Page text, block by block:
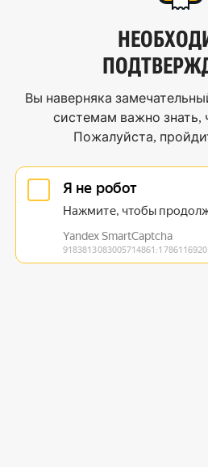
Вы наверняка
системам важно знать,
Пожалуйста,